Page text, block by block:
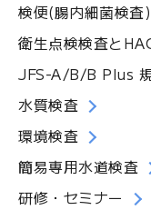
検便(腸内細菌検査)
衛生点検検査と
JFS-A/B/B Plus
水質検査
環境検査
簡易専用水道検査
研修・セミナー